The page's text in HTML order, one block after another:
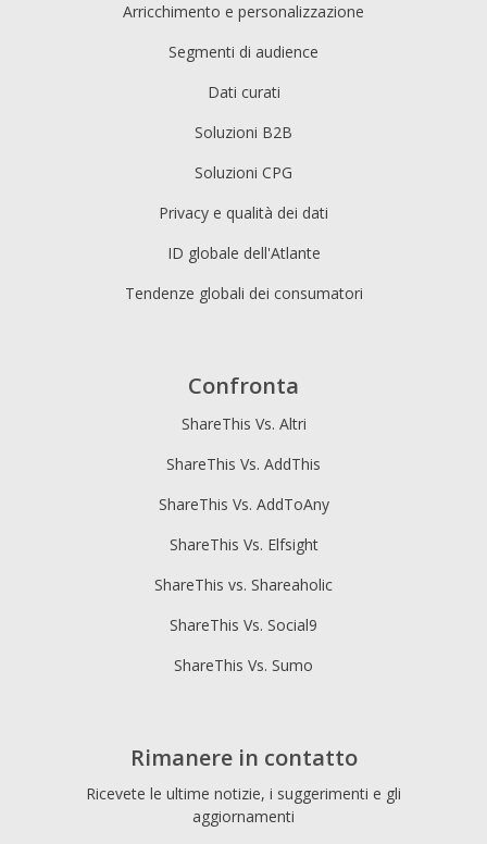
Arricchimento e personalizzazione
Segmenti di audience
Dati curati
Soluzioni B2B
Soluzioni CPG
Privacy e qualità dei dati
ID globale dell'Atlante
Tendenze globali dei consumatori
Confronta
ShareThis Vs. Altri
ShareThis Vs. AddThis
ShareThis Vs. AddToAny
ShareThis Vs. Elfsight
ShareThis vs. Shareaholic
ShareThis Vs. Social9
ShareThis Vs. Sumo
Rimanere in contatto
Ricevete le ultime notizie, i suggerimenti e gli
aggiornamenti